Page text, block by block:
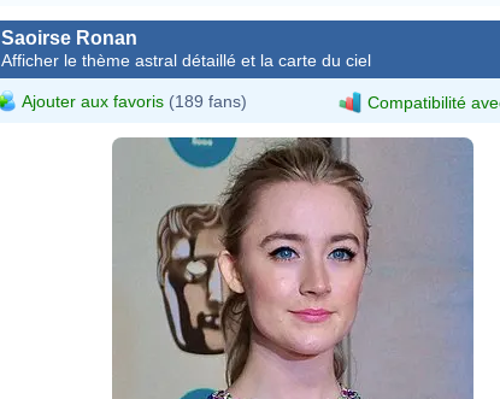
Saoirse Ronan
Afficher le thème astral détaillé et la carte du ciel
Ajouter aux favoris (189 fans) Compatibilité